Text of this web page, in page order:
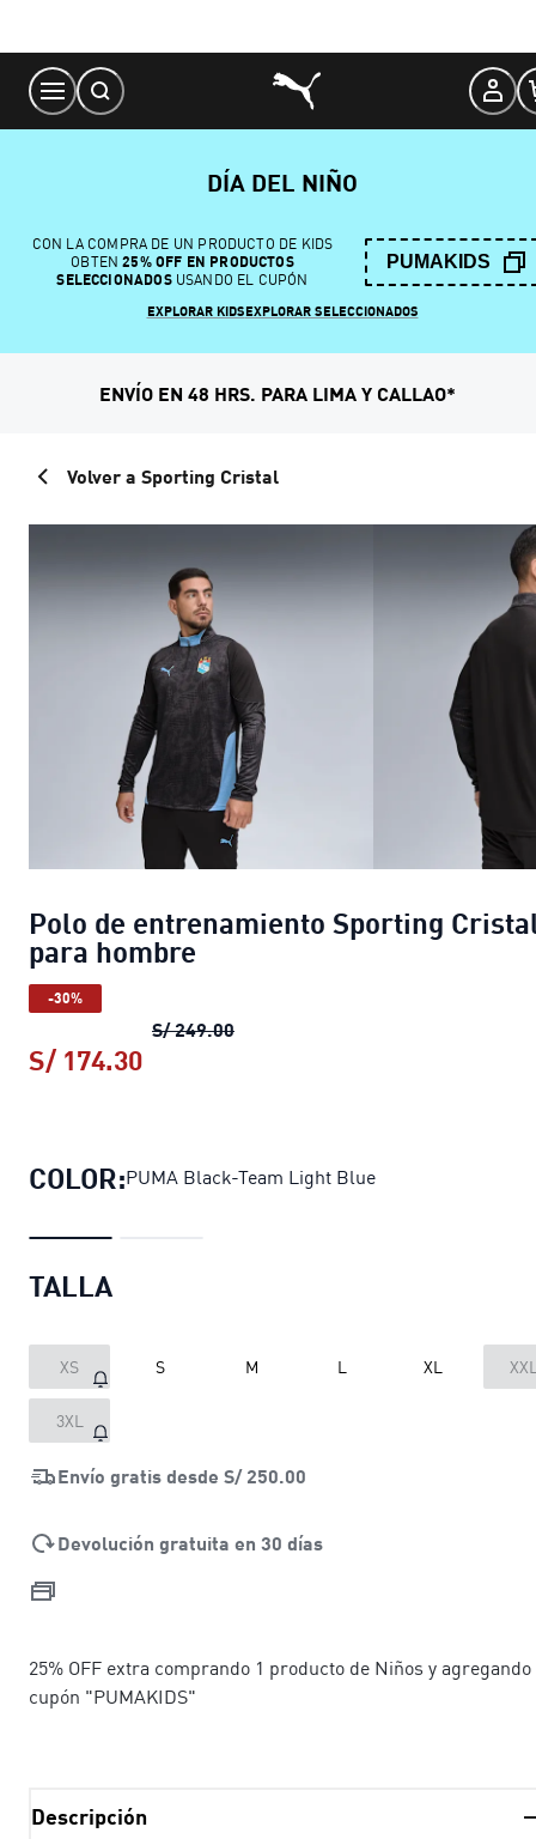
Content
DÍA DEL NIÑO
CON LA COMPRA DE UN PRODUCTO DE KIDS
OBTEN 25% OFF EN PRODUCTOS
SELECCIONADOSUSANDO EL CUPÓN
PUMAKIDS
EXPLORAR KIDSEXPLORAR SELECCIONADOS
ENVÍO EN 48 HRS. PARA LIMA Y CALLAO*
Volver a Sporting Cristal
Polo de entrenamiento Sporting
para hombre
-30%
S/ 249.00Polo de entrenamiento Sporting
S/ 174.30
COLOR:PUMA Black-Team Light Blue
TALLA
XS S M L XL
3XL
Envío gratis desde S/ 250.00
Devolución gratuita en 30 días
25% OFF extra comprando 1 producto de Niños y
cupón "PUMAKIDS"
Descripción